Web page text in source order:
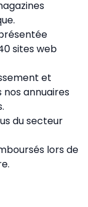
sites web
et
annuaires
du secteur
lors de